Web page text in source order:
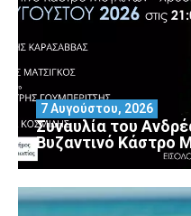
Συναυλία του
Βυζαντινό Κάστρο
7 Αυγούστου, 2026